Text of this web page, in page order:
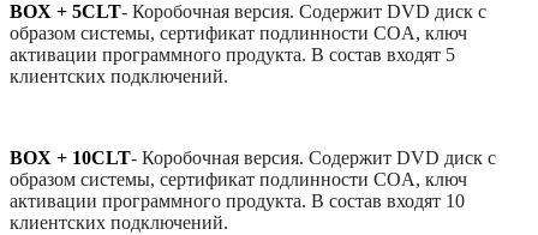
BOX + 5CLT- Коробочная версия. Содержит DVD диск с
образом системы, сертификат подлинности COA, ключ
активации программного продукта. В состав входят 5
клиентских подключений.
BOX + 10CLT- Коробочная версия. Содержит DVD диск с
образом системы, сертификат подлинности COA, ключ
активации программного продукта. В состав входят 10
клиентских подключений.